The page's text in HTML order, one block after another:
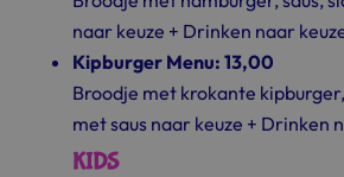
naar keuze + Drinken naar
Kipburger Menu: 13,00
Broodje met krokante
met saus naar keuze + Drinken
KIDS